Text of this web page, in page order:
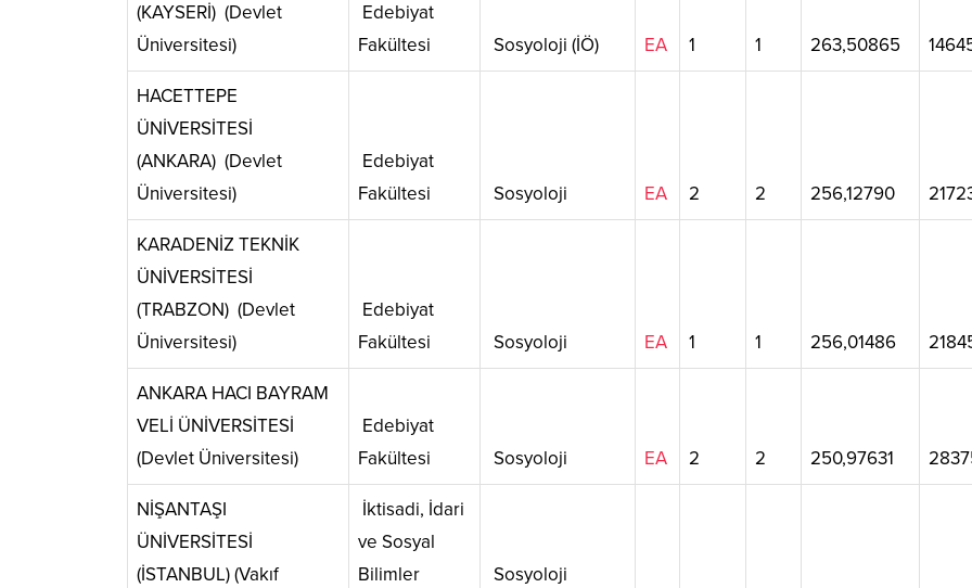
(KAYSERİ) (Devlet
Üniversitesi)
Edebiyat
Fakültesi
Sosyoloji (İÖ) EA 1 1 263,50865
HACETTEPE
ÜNİVERSİTESİ
(ANKARA) (Devlet
Üniversitesi)
Edebiyat
Fakültesi
Sosyoloji EA 2 2 256,12790
KARADENİZ TEKNİK
ÜNİVERSİTESİ
(TRABZON) (Devlet
Üniversitesi)
Edebiyat
Fakültesi
Sosyoloji EA 1 1 256,01486
ANKARA HACI BAYRAM
VELİ ÜNİVERSİTESİ
(Devlet Üniversitesi)
Edebiyat
Fakültesi
Sosyoloji EA 2 2 250,97631
NİŞANTAŞI
ÜNİVERSİTESİ
(İSTANBUL) (Vakıf
İktisadi, İdari
ve Sosyal
Bilimler
Sosyoloji